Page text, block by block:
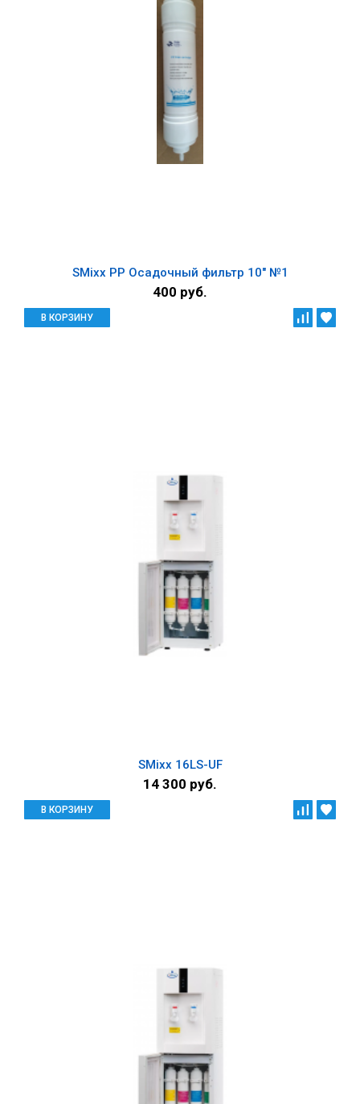
SMixx РР Осадочный фильтр 10" №1
400 руб.
В КОРЗИНУ
SMixx 16LS-UF
14 300 руб.
В КОРЗИНУ